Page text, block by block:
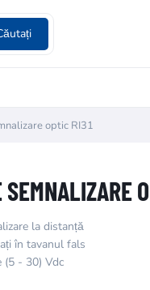
optic RI31
SEMNALIZARE
la distanță
în tavanul fals
(5 - 30) Vdc